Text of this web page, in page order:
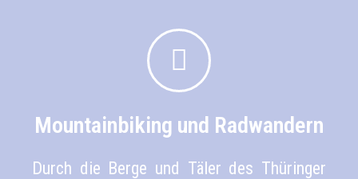
Mountainbiking und Radwandern
Durch die Berge und Täler des Thüringer